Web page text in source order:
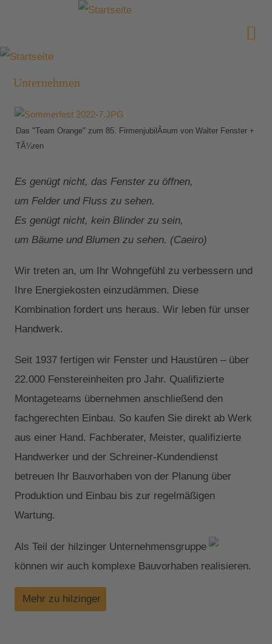
Unternehmen
Das "Team Orange" zum 85. FirmenjubilÃ¤um von Walter Fenster +
TÃ¼ren
Es genügt nicht, das Fenster zu öffnen,
um Felder und Fluss zu sehen.
Es genügt nicht, kein Blinder zu sein,
um Bäume und Blumen zu sehen. (Caeiro)
Wir treten an, um Ihr Wohngefühl zu verbessern und
Ihre Energiekosten einzudämmen. Diese
Kombination fordert uns heraus. Wir leben für unser
Handwerk.
Seit 1937 fertigen wir Fenster und Haustüren – über
22.000 Fenstereinheiten pro Jahr. Qualifizierte
Montageteams übernehmen anschließend den
fachgerechten Einbau. So kaufen Sie direkt ab Werk
aus einer Hand. Fachberater, Meister, qualifizierte
Handwerker und der Schreiner-Kundendienst
betreuen Ihr Bauvorhaben von der Planung über
Produktion und Einbau bis zur regelmäßigen
Wartung.
Als Teil der hilzinger Unternehmensgruppe
können wir auch komplexe Bauvorhaben realisieren.
Mehr zu hilzinger